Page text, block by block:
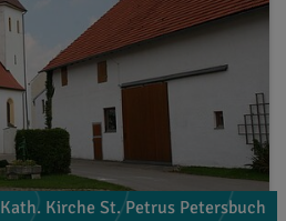
Kath. Kirche St. Petrus Petersbuch